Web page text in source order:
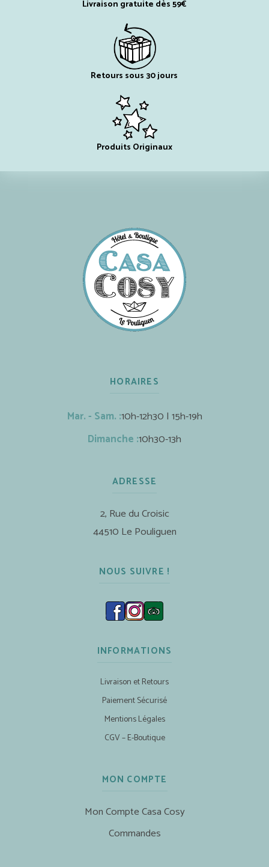
Livraison gratuite dès 59€
Retours sous 30 jours
Produits Originaux
HORAIRES
Mar. - Sam. :10h-12h30 | 15h-19h
Dimanche :10h30-13h
ADRESSE
2, Rue du Croisic
44510 Le Pouliguen
NOUS SUIVRE !
INFORMATIONS
Livraison et Retours
Paiement Sécurisé
Mentions Légales
CGV – E-Boutique
MON COMPTE
Mon Compte Casa Cosy
Commandes